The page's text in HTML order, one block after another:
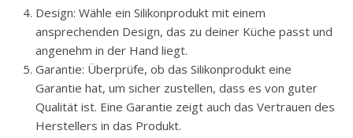
Design: Wähle ein Silikonprodukt mit einem
ansprechenden Design, das zu deiner Küche passt und
angenehm in der Hand liegt.
Garantie: Überprüfe, ob das Silikonprodukt eine
Garantie hat, um sicher zustellen, dass es von guter
Qualität ist. Eine Garantie zeigt auch das Vertrauen des
Herstellers in das Produkt.